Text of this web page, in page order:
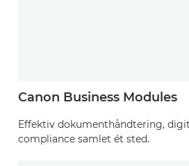
Canon Business Modules
Effektiv dokumenthåndtering,
compliance samlet ét sted.